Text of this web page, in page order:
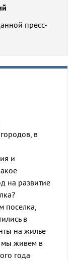
пресс-
в
и
на развитие
поселка,
в
на жилье
мы живем в
года